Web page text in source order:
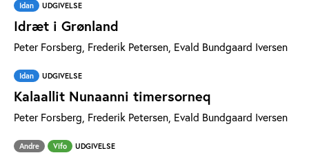
Idan UDGIVELSE
Idræt i Grønland
Peter Forsberg, Frederik Petersen, Evald Bundgaard Iversen
Idan UDGIVELSE
Kalaallit Nunaanni timersorneq
Peter Forsberg, Frederik Petersen, Evald Bundgaard Iversen
Andre Vifo UDGIVELSE